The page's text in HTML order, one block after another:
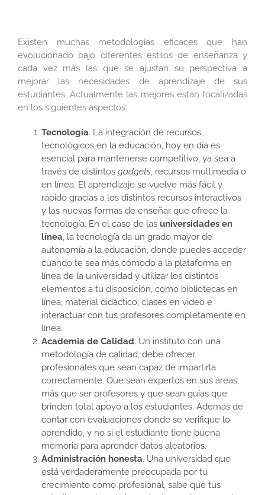
Existen muchas metodologías eficaces que han
evolucionado bajo diferentes estilos de enseñanza y
cada vez más las que se ajustan su perspectiva a
mejorar las necesidades de aprendizaje de sus
estudiantes. Actualmente las mejores están focalizadas
en los siguientes aspectos:
Tecnología. La integración de recursos
tecnológicos en la educación, hoy en día es
esencial para mantenerse competitivo, ya sea a
través de distintos gadgets, recursos multimedia o
en línea. El aprendizaje se vuelve más fácil y
rápido gracias a los distintos recursos interactivos
y las nuevas formas de enseñar que ofrece la
tecnología. En el caso de las universidades en
línea, la tecnología da un grado mayor de
autonomía a la educación, donde puedes acceder
cuando te sea más cómodo a la plataforma en
línea de la universidad y utilizar los distintos
elementos a tu disposición, como bibliotecas en
línea, material didáctico, clases en video e
interactuar con tus profesores completamente en
línea.
Academia de Calidad: Un instituto con una
metodología de calidad, debe ofrecer
profesionales que sean capaz de impartirla
correctamente. Que sean expertos en sus áreas,
más que ser profesores y que sean guías que
brinden total apoyo a los estudiantes. Además de
contar con evaluaciones donde se verifique lo
aprendido, y no si el estudiante tiene buena
memoria para aprender datos aleatorios.
Administración honesta. Una universidad que
está verdaderamente preocupada por tu
crecimiento como profesional, sabe que tus